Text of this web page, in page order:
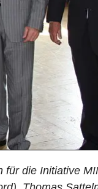
die Initiative